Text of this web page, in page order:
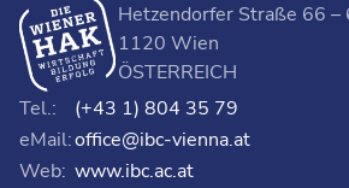
Hetzendorfer Straße 66 –
1120 Wien
ÖSTERREICH
Tel.:
(+43 1) 804 35 79
eMail:office@ibc-vienna.at
Web: www.ibc.ac.at